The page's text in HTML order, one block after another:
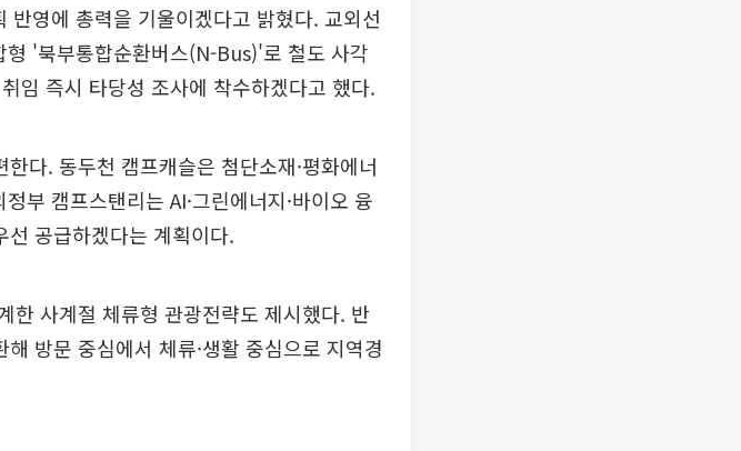
영에 총력을 기울이겠다고 밝혔다. 교외선
'북부통합순환버스(N-Bus)'로 철도 사각
임 즉시 타당성 조사에 착수하겠다고 했다.
다. 동두천 캠프캐슬은 첨단소재·평화에너
부 캠프스탠리는 AI·그린에너지·바이오 융
공급하겠다는 계획이다.
한 사계절 체류형 관광전략도 제시했다. 반
방문 중심에서 체류·생활 중심으로 지역경